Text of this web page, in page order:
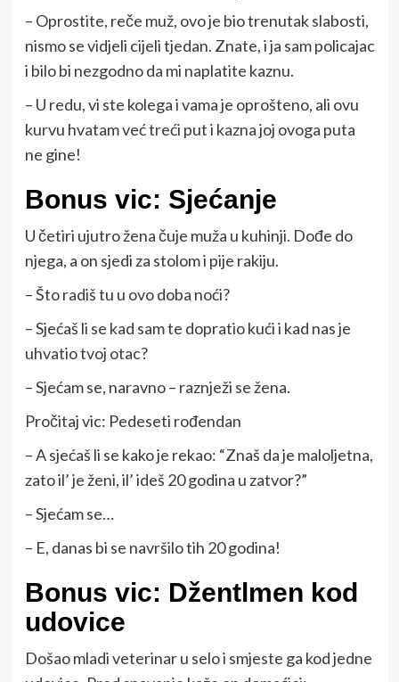
– Oprostite, reče muž, ovo je bio trenutak slabosti,
nismo se vidjeli cijeli tjedan. Znate, i ja sam policajac
i bilo bi nezgodno da mi naplatite kaznu.
– U redu, vi ste kolega i vama je oprošteno, ali ovu
kurvu hvatam već treći put i kazna joj ovoga puta
ne gine!
Bonus vic: Sjećanje
U četiri ujutro žena čuje muža u kuhinji. Dođe do
njega, a on sjedi za stolom i pije rakiju.
– Što radiš tu u ovo doba noći?
– Sjećaš li se kad sam te dopratio kući i kad nas je
uhvatio tvoj otac?
– Sjećam se, naravno – raznježi se žena.
Pročitaj vic: Pedeseti rođendan
– A sjećaš li se kako je rekao: “Znaš da je maloljetna,
zato il’ je ženi, il’ ideš 20 godina u zatvor?”
– Sjećam se…
– E, danas bi se navršilo tih 20 godina!
Bonus vic: Džentlmen kod
udovice
Došao mladi veterinar u selo i smjeste ga kod jedne